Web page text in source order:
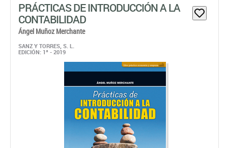
PRÁCTICAS DE INTRODUCCIÓN A LA
CONTABILIDAD
Ángel Muñoz Merchante
SANZ Y TORRES, S. L.
EDICIÓN: 1ª - 2019